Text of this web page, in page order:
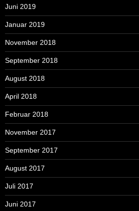
Juni 2019
Januar 2019
November 2018
September 2018
August 2018
April 2018
Februar 2018
November 2017
September 2017
August 2017
Juli 2017
Juni 2017